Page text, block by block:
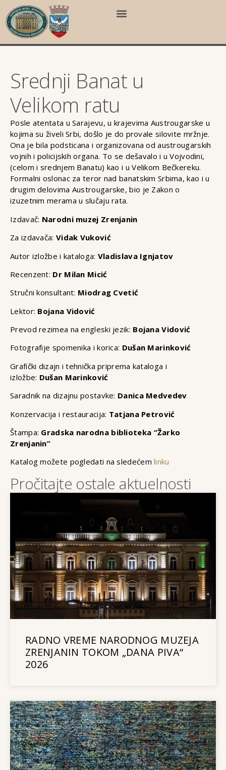
Srednji Banat u
Velikom ratu
Posle atentata u Sarajevu, u krajevima Austrougarske u
kojima su živeli Srbi, došlo je do provale silovite mržnje.
Ona je bila podsticana i organizovana od austrougarskih
vojnih i policijskih organa. To se dešavalo i u Vojvodini,
(celom i srednjem Banatu) kao i u Velikom Bečkereku.
Formalni oslonac za teror nad banatskim Srbima, kao i u
drugim delovima Austrougarske, bio je Zakon o
izuzetnim merama u slučaju rata.
Izdavač: Narodni muzej Zrenjanin
Za izdavača: Vidak Vuković
Autor izložbe i kataloga: Vladislava Ignjatov
Recenzent: Dr Milan Micić
Stručni konsultant: Miodrag Cvetić
Lektor: Bojana Vidović
Prevod rezimea na engleski jezik: Bojana Vidović
Fotografije spomenika i korica: Dušan Marinković
Grafički dizajn i tehnička priprema kataloga i
izložbe: Dušan Marinković
Saradnik na dizajnu postavke: Danica Medvedev
Konzervacija i restauracija: Tatjana Petrović
Štampa: Gradska narodna biblioteka “Žarko
Zrenjanin”
Katalog možete pogledati na sledećemlinku
Pročitajte ostale aktuelnosti
RADNO VREME NARODNOG MUZEJA
ZRENJANIN TOKOM „DANA PIVA“
2026